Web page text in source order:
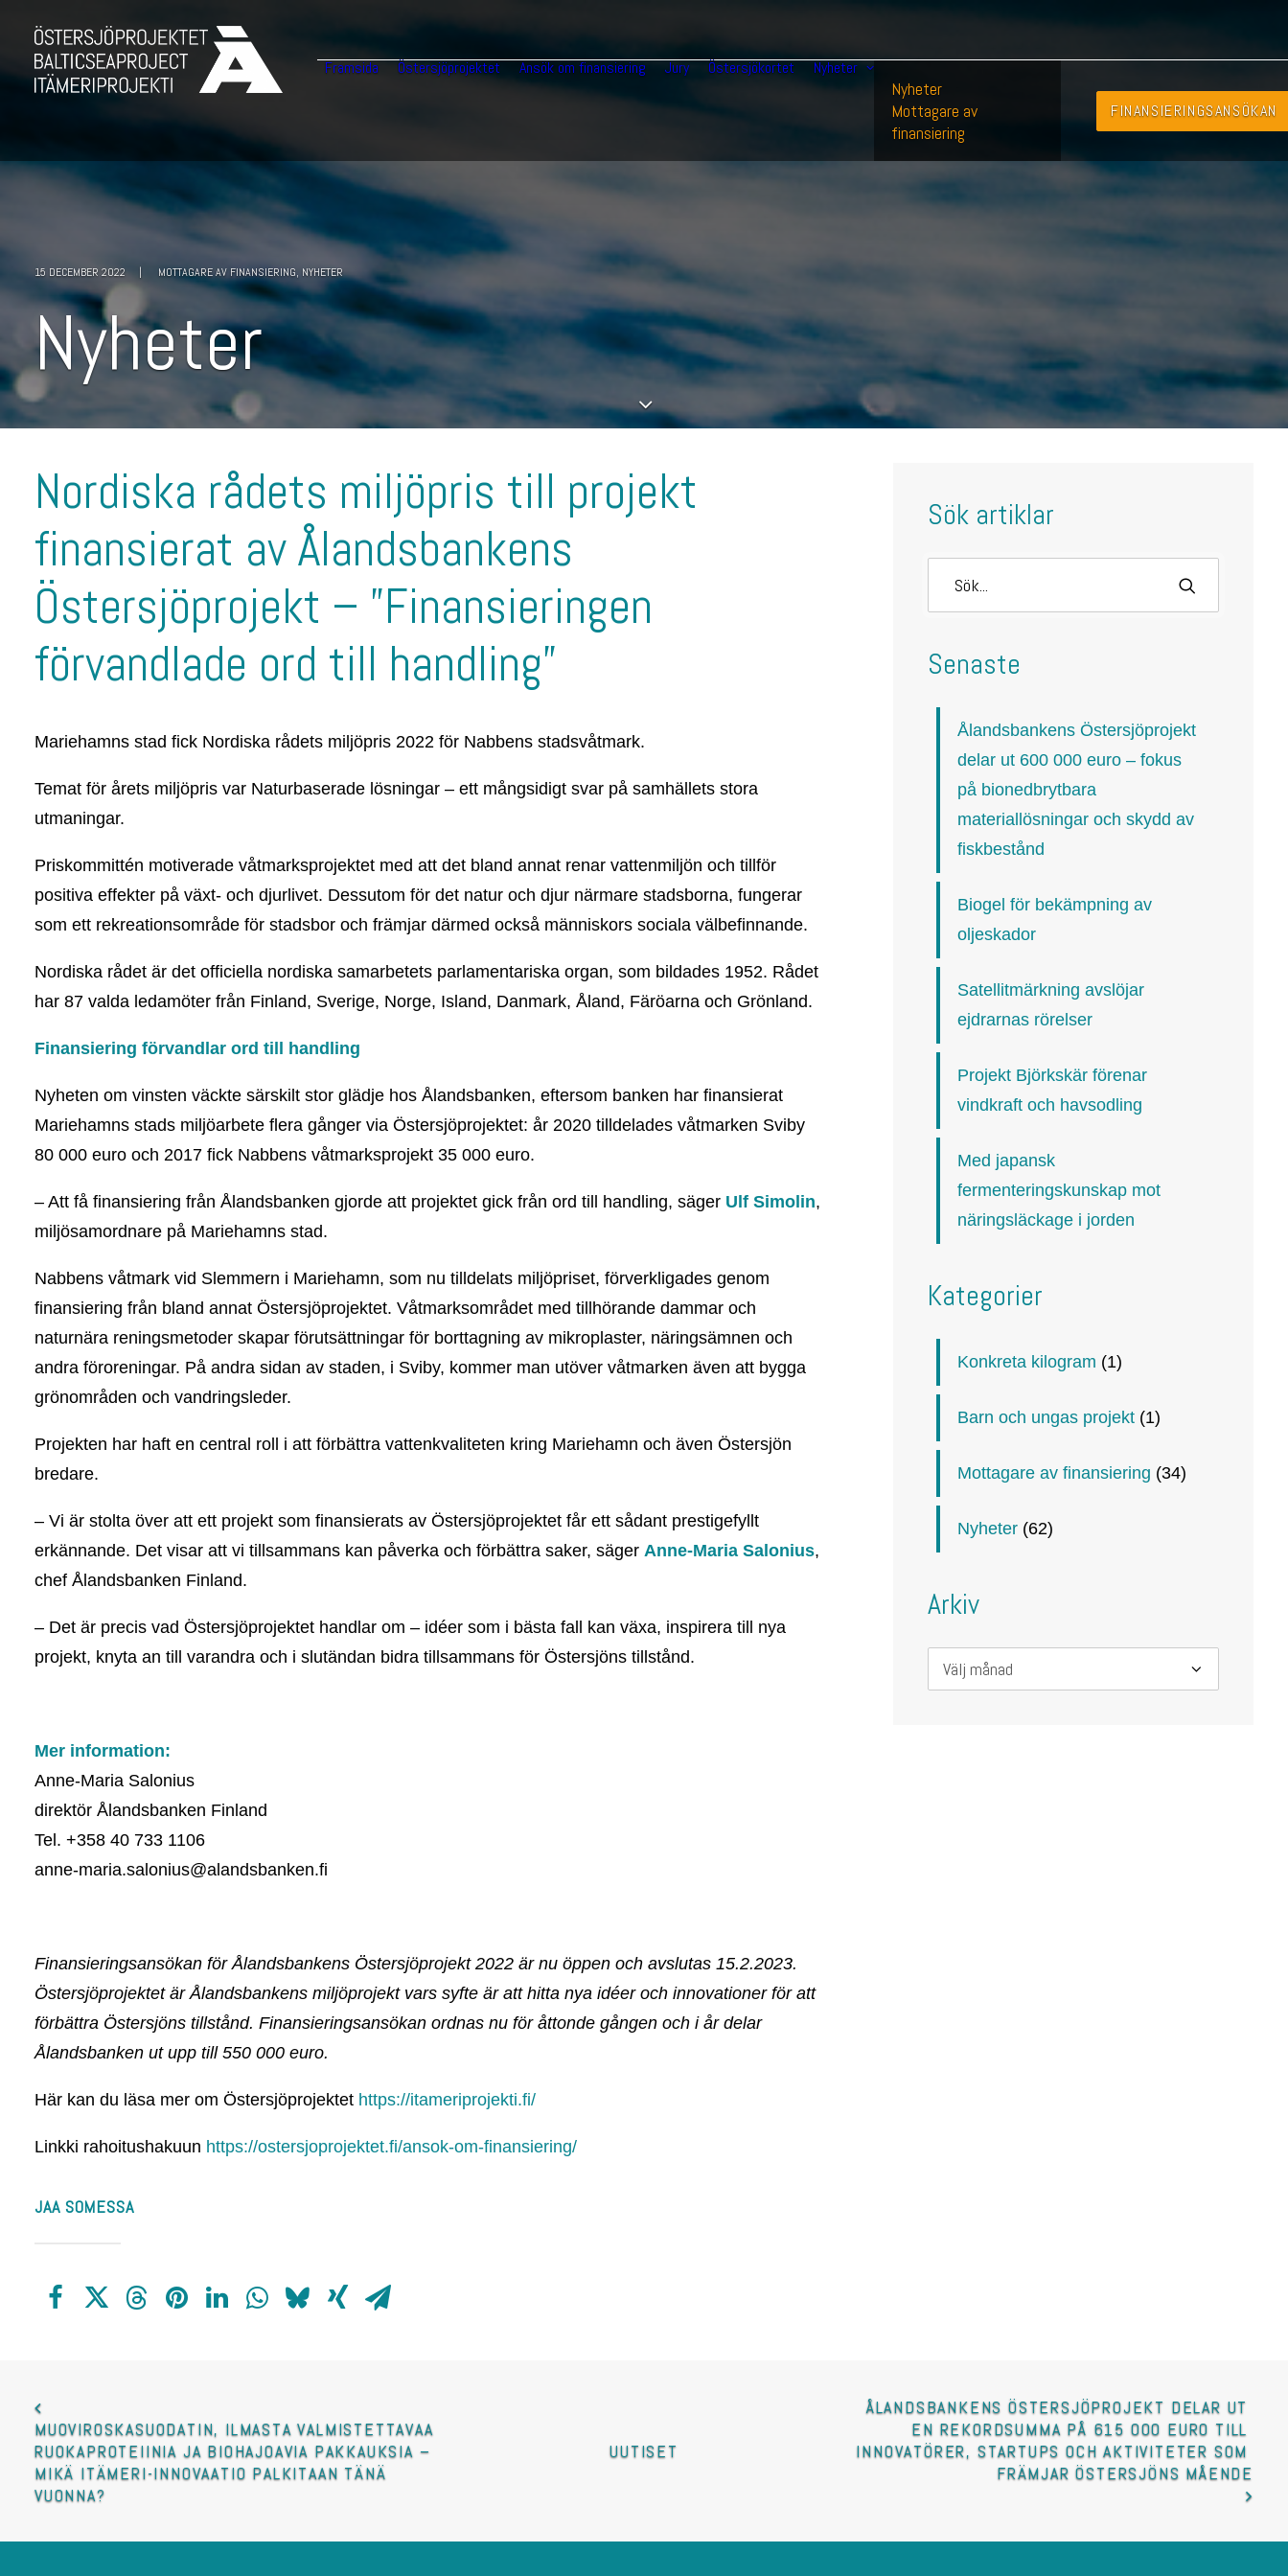
Framsida Östersjöprojektet Ansök om finansiering Jury Östersjökortet Nyheter
Nyheter
Mottagare av
finansiering
FINANSIERINGS­ANSÖKAN
15 DECEMBER 2022 | MOTTAGARE AV FINANSIERING, NYHETER
Nyheter
Nordiska rådets miljöpris till projekt
finansierat av Ålandsbankens
Östersjöprojekt – ”Finansieringen
förvandlade ord till handling”
Mariehamns stad fick Nordiska rådets miljöpris 2022 för Nabbens stadsvåtmark.
Temat för årets miljöpris var Naturbaserade lösningar – ett mångsidigt svar på samhällets stora
utmaningar.
Priskommittén motiverade våtmarksprojektet med att det bland annat renar vattenmiljön och tillför
positiva effekter på växt- och djurlivet. Dessutom för det natur och djur närmare stadsborna, fungerar
som ett rekreationsområde för stadsbor och främjar därmed också människors sociala välbefinnande.
Nordiska rådet är det officiella nordiska samarbetets parlamentariska organ, som bildades 1952. Rådet
har 87 valda ledamöter från Finland, Sverige, Norge, Island, Danmark, Åland, Färöarna och Grönland.
Finansiering förvandlar ord till handling
Nyheten om vinsten väckte särskilt stor glädje hos Ålandsbanken, eftersom banken har finansierat
Mariehamns stads miljöarbete flera gånger via Östersjöprojektet: år 2020 tilldelades våtmarken Sviby
80 000 euro och 2017 fick Nabbens våtmarksprojekt 35 000 euro.
– Att få finansiering från Ålandsbanken gjorde att projektet gick från ord till handling, säger Ulf Simolin,
miljösamordnare på Mariehamns stad.
Nabbens våtmark vid Slemmern i Mariehamn, som nu tilldelats miljöpriset, förverkligades genom
finansiering från bland annat Östersjöprojektet. Våtmarksområdet med tillhörande dammar och
naturnära reningsmetoder skapar förutsättningar för borttagning av mikroplaster, näringsämnen och
andra föroreningar. På andra sidan av staden, i Sviby, kommer man utöver våtmarken även att bygga
grönområden och vandringsleder.
Projekten har haft en central roll i att förbättra vattenkvaliteten kring Mariehamn och även Östersjön
bredare.
– Vi är stolta över att ett projekt som finansierats av Östersjöprojektet får ett sådant prestigefyllt
erkännande. Det visar att vi tillsammans kan påverka och förbättra saker, säger Anne-Maria Salonius,
chef Ålandsbanken Finland.
– Det är precis vad Östersjöprojektet handlar om – idéer som i bästa fall kan växa, inspirera till nya
projekt, knyta an till varandra och i slutändan bidra tillsammans för Östersjöns tillstånd.
Mer information:
Anne-Maria Salonius
direktör Ålandsbanken Finland
Tel. +358 40 733 1106
anne-maria.salonius@alandsbanken.fi
Finansieringsansökan för Ålandsbankens Östersjöprojekt 2022 är nu öppen och avslutas 15.2.2023.
Östersjöprojektet är Ålandsbankens miljöprojekt vars syfte är att hitta nya idéer och innovationer för att
förbättra Östersjöns tillstånd. Finansieringsansökan ordnas nu för åttonde gången och i år delar
Ålandsbanken ut upp till 550 000 euro.
Här kan du läsa mer om Östersjöprojektet https://itameriprojekti.fi/
Linkki rahoitushakuun https://ostersjoprojektet.fi/ansok-om-finansiering/
JAA SOMESSA
Sök artiklar
Senaste
Ålandsbankens Östersjöprojekt
delar ut 600 000 euro – fokus
på bionedbrytbara
materiallösningar och skydd av
fiskbestånd
Biogel för bekämpning av
oljeskador
Satellitmärkning avslöjar
ejdrarnas rörelser
Projekt Björkskär förenar
vindkraft och havsodling
Med japansk
fermenteringskunskap mot
näringsläckage i jorden
Kategorier
Konkreta kilogram (1)
Barn och ungas projekt (1)
Mottagare av finansiering (34)
Nyheter (62)
Arkiv
Arkiv
MUOVIROSKASUODATIN, ILMASTA VALMISTETTAVAA
RUOKAPROTEIINIA JA BIOHAJOAVIA PAKKAUKSIA –
MIKÄ ITÄMERI-INNOVAATIO PALKITAAN TÄNÄ
VUONNA?
UUTISET
ÅLANDSBANKENS ÖSTERSJÖPROJEKT DELAR UT
EN REKORDSUMMA PÅ 615 000 EURO TILL
INNOVATÖRER, STARTUPS OCH AKTIVITETER SOM
FRÄMJAR ÖSTERSJÖNS MÅENDE